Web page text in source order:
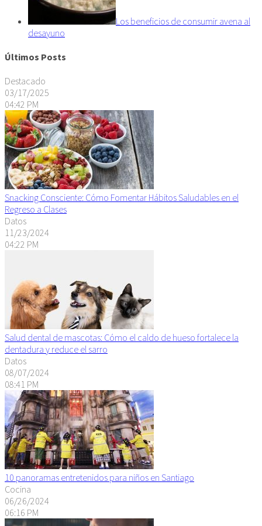
Los beneficios de consumir avena al
desayuno
Últimos Posts
Destacado
03/17/2025
04:42 PM
Snacking Consciente: Cómo Fomentar Hábitos Saludables en el
Regreso a Clases
Datos
11/23/2024
04:22 PM
Salud dental de mascotas: Cómo el caldo de hueso fortalece la
dentadura y reduce el sarro
Datos
08/07/2024
08:41 PM
10 panoramas entretenidos para niños en Santiago
Cocina
06/26/2024
06:16 PM